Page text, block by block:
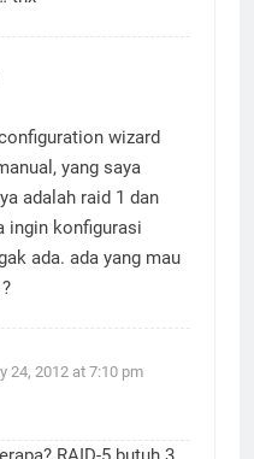
wizard
yang saya
adalah raid 1 dan
ingin konfigurasi
ada. ada yang mau